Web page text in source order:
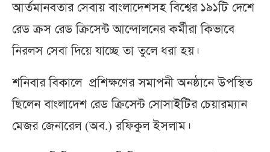
আর্তমানবতার সেবায় বাংলাদেশসহ বিশ্বের ১৯১টি দেশে
রেড ক্রস রেড ক্রিসেন্ট আন্দোলনের কর্মীরা কিভাবে
নিরলস সেবা দিয়ে যাচ্ছে তা তুলে ধরা হয়।
শনিবার বিকালে প্রশিক্ষণের সমাপনী অনষ্ঠানে উপস্থিত
ছিলেন বাংলাদেশ রেড ক্রিসেন্ট সোসাইটির চেয়ারম্যান
মেজর জেনারেল (অব.) রফিকুল ইসলাম।